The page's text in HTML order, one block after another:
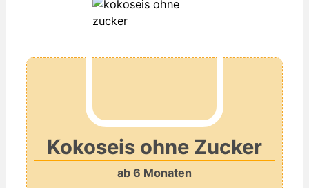
Kokoseis ohne Zucker
ab 6 Monaten